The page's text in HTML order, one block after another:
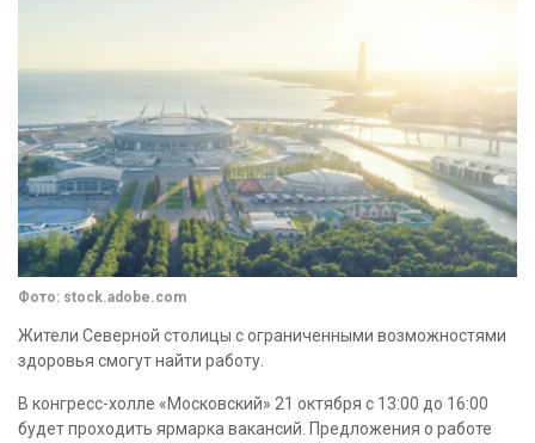
Фото: stock.adobe.com
Жители Северной столицы с ограниченными возможностями
здоровья смогут найти работу.
В конгресс-холле «Московский» 21 октября с 13:00 до 16:00
будет проходить ярмарка вакансий. Предложения о работе